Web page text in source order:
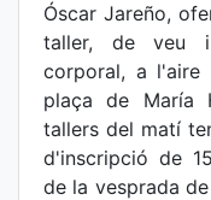
Óscar Jareño,
taller, de veu i
corporal, a l'aire
plaça de María
tallers del matí
d'inscripció de
de la vesprada